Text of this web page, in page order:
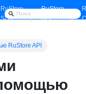
RuStore
SDK
RuStore
API
RuStore API